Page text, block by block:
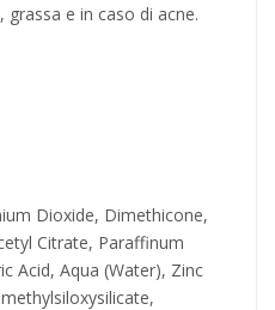
e in caso di acne.
Dioxide, Dimethicone,
Citrate, Paraffinum
Acid, Aqua (Water), Zinc